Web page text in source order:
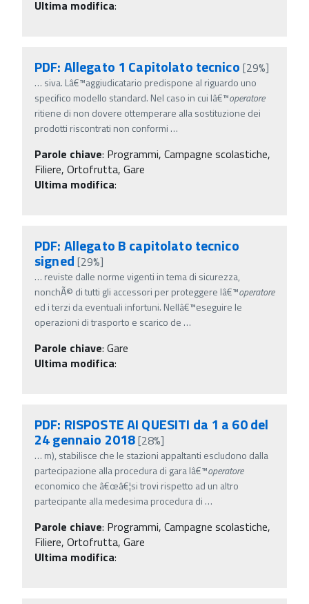
Ultima modifica:
PDF: Allegato 1 Capitolato tecnico [29%]
… siva. Lâ€™aggiudicatario predispone al riguardo uno
specifico modello standard. Nel caso in cui lâ€™operatore
ritiene di non dovere ottemperare alla sostituzione dei
prodotti riscontrati non conformi …
Parole chiave: Programmi, Campagne scolastiche,
Filiere, Ortofrutta, Gare
Ultima modifica:
PDF: Allegato B capitolato tecnico
signed [29%]
… reviste dalle norme vigenti in tema di sicurezza,
nonchÃ© di tutti gli accessori per proteggere lâ€™operatore
ed i terzi da eventuali infortuni. Nellâ€™eseguire le
operazioni di trasporto e scarico de …
Parole chiave: Gare
Ultima modifica:
PDF: RISPOSTE AI QUESITI da 1 a 60 del
24 gennaio 2018[28%]
… m), stabilisce che le stazioni appaltanti escludono dalla
partecipazione alla procedura di gara lâ€™operatore
economico che â€œâ€¦si trovi rispetto ad un altro
partecipante alla medesima procedura di …
Parole chiave: Programmi, Campagne scolastiche,
Filiere, Ortofrutta, Gare
Ultima modifica: